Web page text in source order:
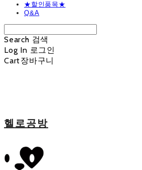
★할인품목★
Q&A
Search 검색
Log In 로그인
Cart장바구니
헬로공방